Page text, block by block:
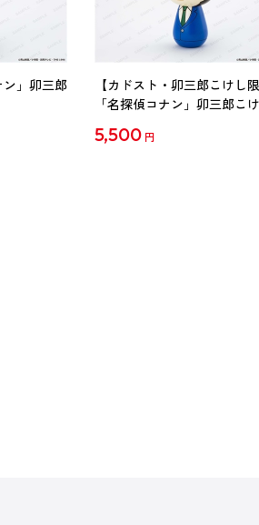
」卯三郎
【カドスト・卯三郎こけし限
「名探偵コナン」卯三郎こ
5,500 円